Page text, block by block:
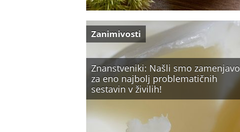
Znanstveniki: Našli smo zamenjavo
za eno najbolj problematičnih
sestavin v živilih!
Zanimivosti